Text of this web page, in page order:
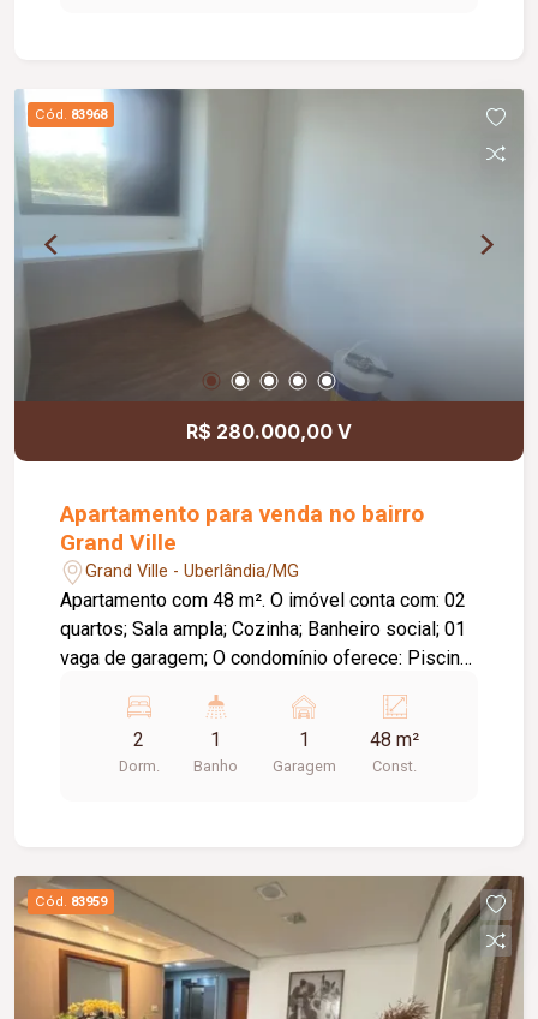
oportunidade para morar ou investir em uma das
melhores localizações de Uberlândia.
Cód. 83968
R$ 280.000,00 V
Apartamento para venda no bairro
Grand Ville
Grand Ville - Uberlândia/MG
Apartamento com 48 m². O imóvel conta com: 02
quartos; Sala ampla; Cozinha; Banheiro social; 01
vaga de garagem; O condomínio oferece: Piscina;
Fechaduras eletrônicas; Portaria com
reconhecimento facial;
2
Dorm.
1
Banho
1
Garagem
48 m²
Const.
Cód. 83959